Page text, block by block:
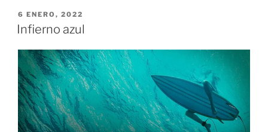
PUBLICADO
EL
6 ENERO, 2022
Infierno azul